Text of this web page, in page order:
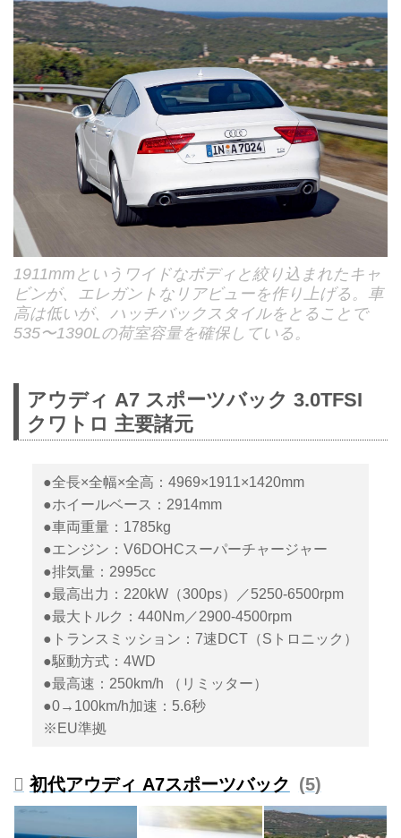
1911mmというワイドなボディと絞り込まれたキャ
ビンが、エレガントなリアビューを作り上げる。車
高は低いが、ハッチバックスタイルをとることで
535〜1390Lの荷室容量を確保している。
アウディ A7 スポーツバック 3.0TFSI
クワトロ 主要諸元
●全長×全幅×全高：4969×1911×1420mm
●ホイールベース：2914mm
●車両重量：1785kg
●エンジン：V6DOHCスーパーチャージャー
●排気量：2995cc
●最高出力：220kW（300ps）／5250-6500rpm
●最大トルク：440Nm／2900-4500rpm
●トランスミッション：7速DCT（Sトロニック）
●駆動方式：4WD
●最高速：250km/h （リミッター）
●0→100km/h加速：5.6秒
※EU準拠
初代アウディ A7スポーツバック 5